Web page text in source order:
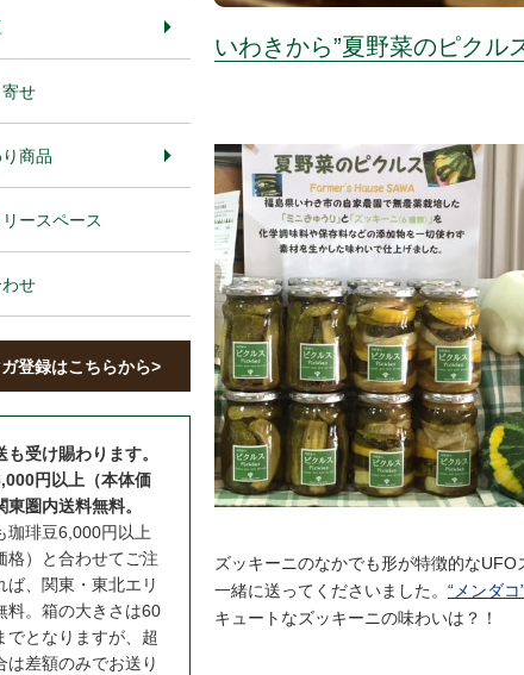
いわきから”夏野菜のピクル
ズッキーニのなかでも形が特徴的なUFO
一緒に送ってくださいました。 “メンダコ
キュートなズッキーニの味わいは？！
せ
商品
ースペース
せ
登録はこちらから>
も受け賜わります。
円以上（本体価
東圏内送料無料。
珈琲豆6,000円以上
格）と合わせてご注
ば、関東・東北エリ
料。箱の大きさは60
でとなりますが、超
は差額のみでお送り